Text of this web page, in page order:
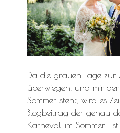
Da die grauen Tage zur
überwiegen, und mir
Sommer steht, wird es
Blogbeitrag der genau
Karneval im Sommer-